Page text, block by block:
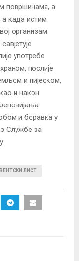
површинама, а
када истим
организам
употребе
послије
и пијеском,
и након
и боравка у
Службе за
ЛИСТ